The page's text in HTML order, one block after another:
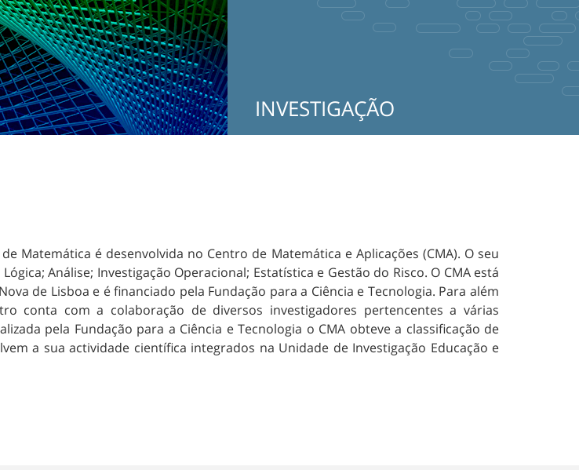
INVESTIGAÇÃO
Matemática é desenvolvida no Centro de Matemática e Aplicações (CMA). O seu
Análise; Investigação Operacional; Estatística e Gestão do Risco. O CMA está
de Lisboa e é financiado pela Fundação para a Ciência e Tecnologia. Para além
conta com a colaboração de diversos investigadores pertencentes a várias
pela Fundação para a Ciência e Tecnologia o CMA obteve a classificação de
a sua actividade científica integrados na Unidade de Investigação Educação e